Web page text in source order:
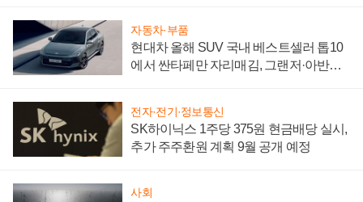
자동차·부품
현대차 올해 SUV 국내 베스트셀러 톱10
에서 싼타페만 자리매김, 그랜저·아반떼
전자·전기·정보통신
SK하이닉스 1주당 375원 현금배당 실시,
추가 주주환원 계획 9월 공개 예정
사회